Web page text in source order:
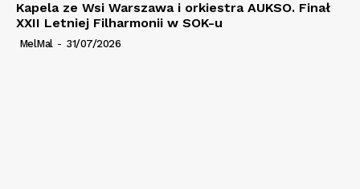
Kapela ze Wsi Warszawa i orkiestra AUKSO. Finał
XXII Letniej Filharmonii w SOK-u
MelMal - 31/07/2026